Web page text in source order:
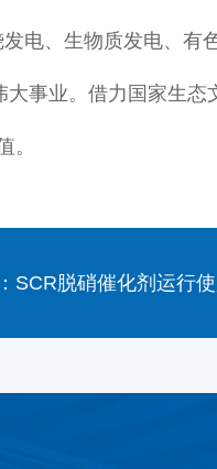
电、生物质发电、有
事业。借力国家生
。
SCR脱硝催化剂运行